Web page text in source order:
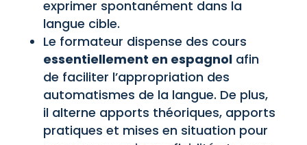
exprimer spontanément dans la
langue cible.
Le formateur dispense des cours
essentiellement en espagnolafin
de faciliter l’appropriation des
automatismes de la langue. De plus,
il alterne apports théoriques, apports
pratiques et mises en situation pour